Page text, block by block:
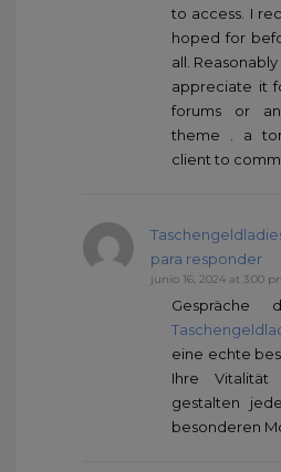
to access. I
hoped for
all.
appreciate it
forums or
theme . a
client to
para responder
junio 16, 2024 at 3:00
Gespräche
eine echte
Ihre Vitalität
gestalten
besonderen